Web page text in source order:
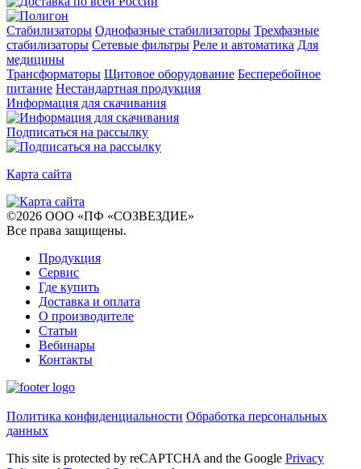
Стабилизаторы Однофазные стабилизаторы Трехфазные
стабилизаторы Сетевые фильтры Реле и автоматика Для
медицины
Трансформаторы Щитовое оборудование Бесперебойное
питание Нестандартная продукция
Информация для скачивания
Подписаться на рассылку
Карта сайта
©2026 ООО «ПФ «СОЗВЕЗДИЕ»
Все права защищены.
Продукция
Сервис
Где купить
Доставка и оплата
О производителе
Статьи
Вебинары
Контакты
Политика конфиденциальности Обработка персональных
данных
This site is protected by reCAPTCHA and the Google Privacy